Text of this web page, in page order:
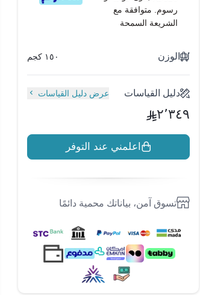
رسوم. متوافقة مع
الشريعة السمحة
الوزن ١٥٠ كجم
دليل القياسات عرض دليل القياسات
٢٬٣٤٩
اعلمني عند التوفر
تسوق آمن، بياناتك محمية دائمًا